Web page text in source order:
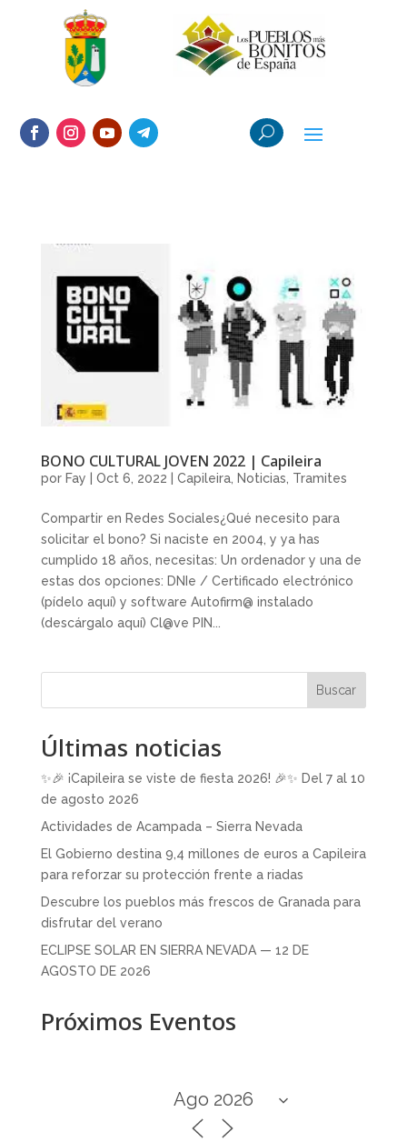
BONO CULTURAL JOVEN 2022 | Capileira
por Fay Oct 6, 2022 Capileira, Noticias, Tramites
Compartir en Redes Sociales¿Qué necesito para
solicitar el bono? Si naciste en 2004, y ya has
cumplido 18 años, necesitas: Un ordenador y una de
estas dos opciones: DNIe / Certificado electrónico
(pídelo aquí) y software Autofirm@ instalado
(descárgalo aquí) Cl@ve PIN...
Buscar
Últimas noticias
✨🎉 ¡Capileira se viste de fiesta 2026! 🎉✨ Del 7 al 10
de agosto 2026
Actividades de Acampada – Sierra Nevada
El Gobierno destina 9,4 millones de euros a Capileira
para reforzar su protección frente a riadas
Descubre los pueblos más frescos de Granada para
disfrutar del verano
ECLIPSE SOLAR EN SIERRA NEVADA — 12 DE
AGOSTO DE 2026
Próximos Eventos